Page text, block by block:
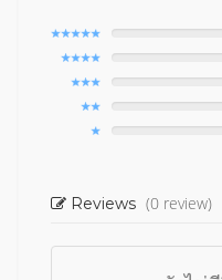
Reviews (0 review)